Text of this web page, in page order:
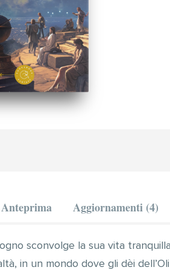
Anteprima Aggiornamenti (4)
sconvolge la sua vita
in un mondo dove gli dèi